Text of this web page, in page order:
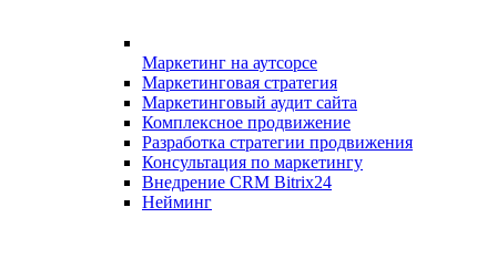
Маркетинг на аутсорсе
Маркетинговая стратегия
Маркетинговый аудит сайта
Комплексное продвижение
Разработка стратегии продвижения
Консультация по маркетингу
Внедрение CRM Bitrix24
Нейминг